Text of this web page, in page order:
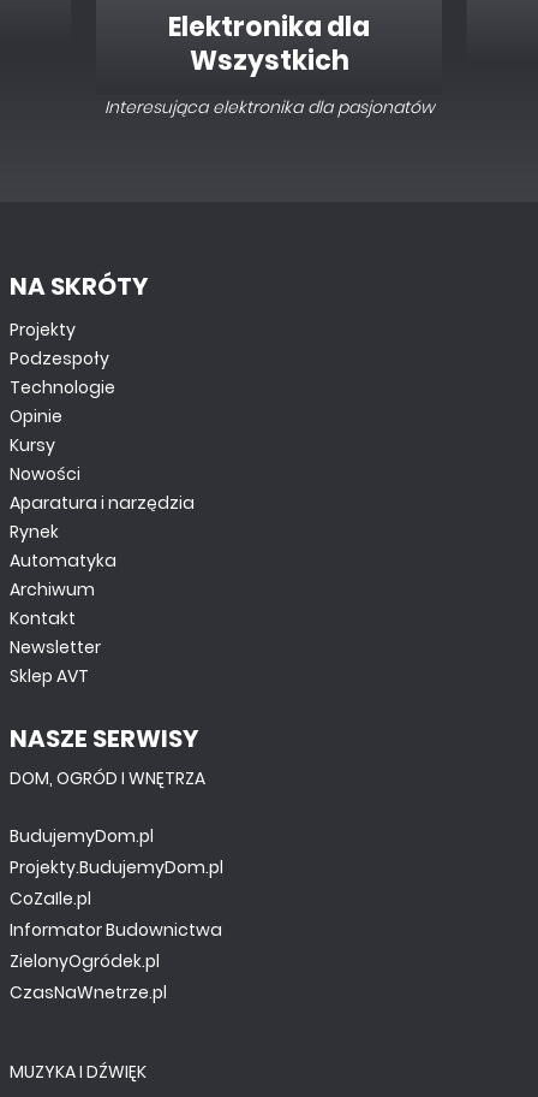
Elektronika dla
Wszystkich
Interesująca elektronika dla pasjonatów
NA SKRÓTY
Projekty
Podzespoły
Technologie
Opinie
Kursy
Nowości
Aparatura i narzędzia
Rynek
Automatyka
Archiwum
Kontakt
Newsletter
Sklep AVT
NASZE SERWISY
DOM, OGRÓD I WNĘTRZA
BudujemyDom.pl
Projekty.BudujemyDom.pl
CoZaIle.pl
Informator Budownictwa
ZielonyOgródek.pl
CzasNaWnetrze.pl
MUZYKA I DŹWIĘK